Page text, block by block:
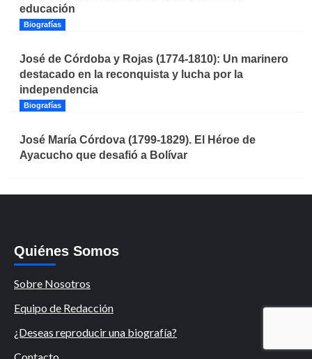
educación
Biografías
José de Córdoba y Rojas (1774-1810): Un marinero
destacado en la reconquista y lucha por la
independencia
Biografías
José María Córdova (1799-1829). El Héroe de
Ayacucho que desafió a Bolívar
Quiénes Somos
Sobre Nosotros
Equipo de Redacción
¿Deseas reproducir una biografía?
Contacto